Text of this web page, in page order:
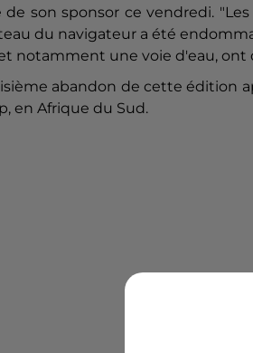
son sponsor ce vendredi.
du navigateur a été
notamment une voie d'eau,
abandon de cette édition
en Afrique du Sud.